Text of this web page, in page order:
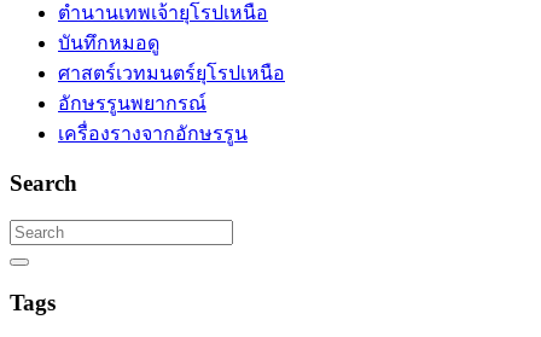
ตำนานเทพเจ้ายุโรปเหนือ
บันทึกหมอดู
ศาสตร์เวทมนตร์ยุโรปเหนือ
อักษรรูนพยากรณ์
เครื่องรางจากอักษรรูน
Search
Search
for:
Search
Tags